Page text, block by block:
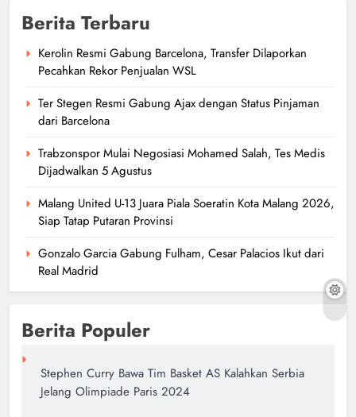
Berita Terbaru
Kerolin Resmi Gabung Barcelona, Transfer Dilaporkan
Pecahkan Rekor Penjualan WSL
Ter Stegen Resmi Gabung Ajax dengan Status Pinjaman
dari Barcelona
Trabzonspor Mulai Negosiasi Mohamed Salah, Tes Medis
Dijadwalkan 5 Agustus
Malang United U-13 Juara Piala Soeratin Kota Malang 2026,
Siap Tatap Putaran Provinsi
Gonzalo Garcia Gabung Fulham, Cesar Palacios Ikut dari
Real Madrid
Berita Populer
Stephen Curry Bawa Tim Basket AS Kalahkan Serbia
Jelang Olimpiade Paris 2024